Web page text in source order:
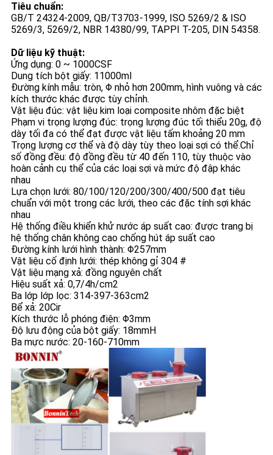
Tiêu chuẩn:
GB/T 24324-2009, QB/T3703-1999, ISO 5269/2 & ISO
5269/3, 5269/2, NBR 14380/99, TAPPI T-205, DIN 54358.
Dữ liệu kỹ thuật:
Ứng dụng: 0 ~ 1000CSF
Dung tích bột giấy: 11000ml
Đường kính mẫu: tròn, Φ nhỏ hơn 200mm, hình vuông và các
kích thước khác được tùy chỉnh.
Vật liệu đúc: vật liệu kim loại composite nhôm đặc biệt
Phạm vi trọng lượng đúc: trọng lượng đúc tối thiểu 20g, độ
dày tối đa có thể đạt được vật liệu tấm khoảng 20 mm
Trọng lượng cơ thể và độ dày tùy theo loại sợi có thể.Chỉ
số đồng đều: độ đồng đều từ 40 đến 110, tùy thuộc vào
hoàn cảnh cụ thể của các loại sợi và mức độ đập khác
nhau
Lựa chọn lưới: 80/100/120/200/300/400/500 đạt tiêu
chuẩn với một trong các lưới, theo các đặc tính sợi khác
nhau
Hệ thống điều khiển khử nước áp suất cao: được trang bị
hệ thống chân không cao chống hút áp suất cao
Đường kính lưới hình thành: Φ257mm
Vật liệu cố định lưới: thép không gỉ 304 #
Vật liệu mạng xả: đồng nguyên chất
Hiệu suất xả: 0,7/4h/cm2
Ba lớp lớp lọc: 314-397-363cm2
Bể xả: 20Cir
Kích thước lỗ phóng điện: Φ3mm
Độ lưu động của bột giấy: 18mmH
Ba mực nước: 20-160-710mm